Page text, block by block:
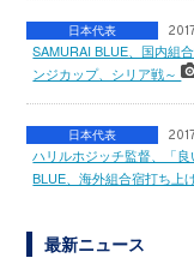
日本代表
SAMURAI BLUE、国内組
ンジカップ、シリア戦～
日本代表
ハリルホジッチ監督、「
BLUE、海外組合宿打ち上
最新ニュース